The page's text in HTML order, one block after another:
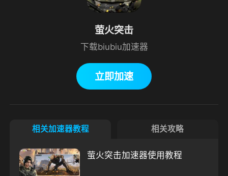
萤火突击
下载biubiu加速器
立即加速
相关加速器教程 相关攻略
萤火突击加速器使用教程